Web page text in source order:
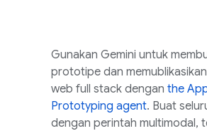
Gunakan Gemini untuk
prototipe dan
web full stack dengan the
Prototyping agent. Buat
dengan perintah multimodal,